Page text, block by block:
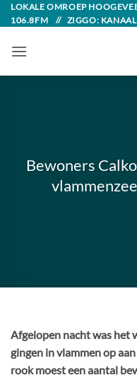
Skip
to
content
LOKALE OMROEP
106.8FM // ZIGGO:
Bewoners
Afgelopen nacht was het
gingen in vlammen op
rook moest een aantal